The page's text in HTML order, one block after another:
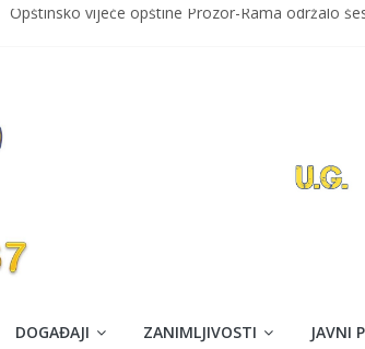
Opštinsko vijeće opštine Prozor-Rama održalo
DOGAĐAJI ZANIMLJIVOSTI JAVNI